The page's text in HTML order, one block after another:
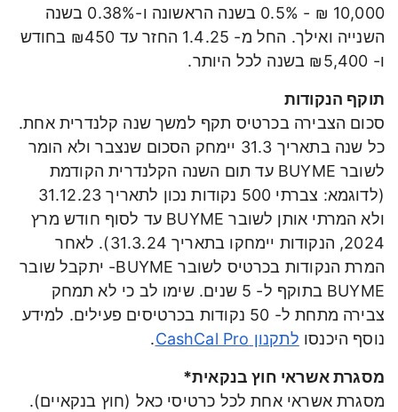
10,000 ₪ - 0.5% בשנה הראשונה ו-0.38% בשנה
השנייה ואילך. החל מ- 1.4.25 החזר עד ₪450 בחודש
ו- ₪5,400 בשנה לכל היותר.
תוקף הנקודות
סכום הצבירה בכרטיס תקף למשך שנה קלנדרית אחת.
כל שנה בתאריך 31.3 יימחק הסכום שנצבר ולא הומר
לשובר BUYME עד תום השנה הקלנדרית הקודמת
(לדוגמא: צברתי 500 נקודות נכון לתאריך 31.12.23
ולא המרתי אותן לשובר BUYME עד לסוף חודש מרץ
2024, הנקודות יימחקו בתאריך 31.3.24). לאחר
המרת הנקודות בכרטיס לשובר BUYME- יתקבל שובר
BUYME בתוקף ל- 5 שנים. שימו לב כי לא תמחק
צבירה מתחת ל- 50 נקודות בכרטיסים פעילים. למידע
נוסף היכנסו לתקנון CashCal Pro .
מסגרת אשראי חוץ בנקאית*
מסגרת אשראי אחת לכל כרטיסי כאל (חוץ בנקאיים).